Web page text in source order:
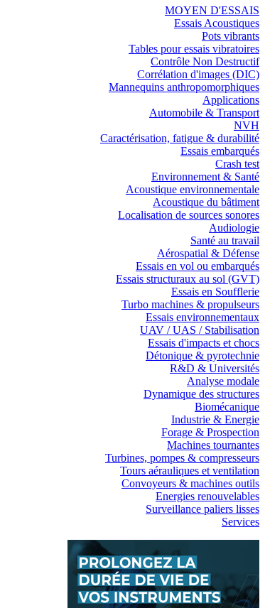
MOYEN D'ESSAIS
Essais Acoustiques
Pots vibrants
Tables pour essais vibratoires
Contrôle Non Destructif
Corrélation d'images (DIC)
Mannequins anthropomorphiques
Applications
Automobile & Transport
NVH
Caractérisation, fatigue & durabilité
Essais embarqués
Crash test
Environnement & Santé
Acoustique environnementale
Acoustique du bâtiment
Localisation de sources sonores
Audiologie
Santé au travail
Aérospatial & Défense
Essais en vol ou embarqués
Essais structuraux au sol (GVT)
Essais en Soufflerie
Turbo machines & propulseurs
Essais environnementaux
UAV / UAS / Stabilisation
Essais d'impacts et chocs
Détonique & pyrotechnie
R&D & Universités
Analyse modale
Dynamique des structures
Biomécanique
Industrie & Energie
Forage & Prospection
Machines tournantes
Turbines, pompes & compresseurs
Tours aérauliques et ventilation
Convoyeurs & machines outils
Energies renouvelables
Surveillance paliers lisses
Services